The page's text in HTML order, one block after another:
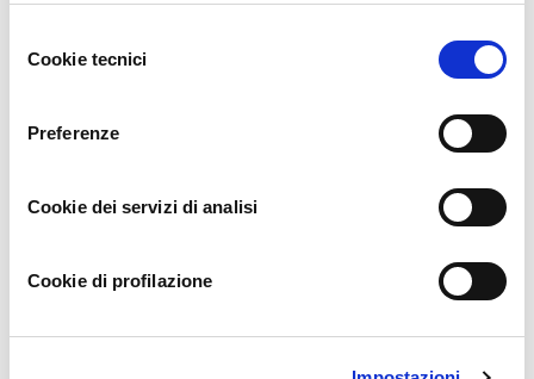
delCookie tecnici
Preferenze
Cookie dei servizi di analisi
Cookie di profilazione
Piemonte
Claudio
Granelli
Emilia-
Romagna
Losito
Arcoria
Sicilia